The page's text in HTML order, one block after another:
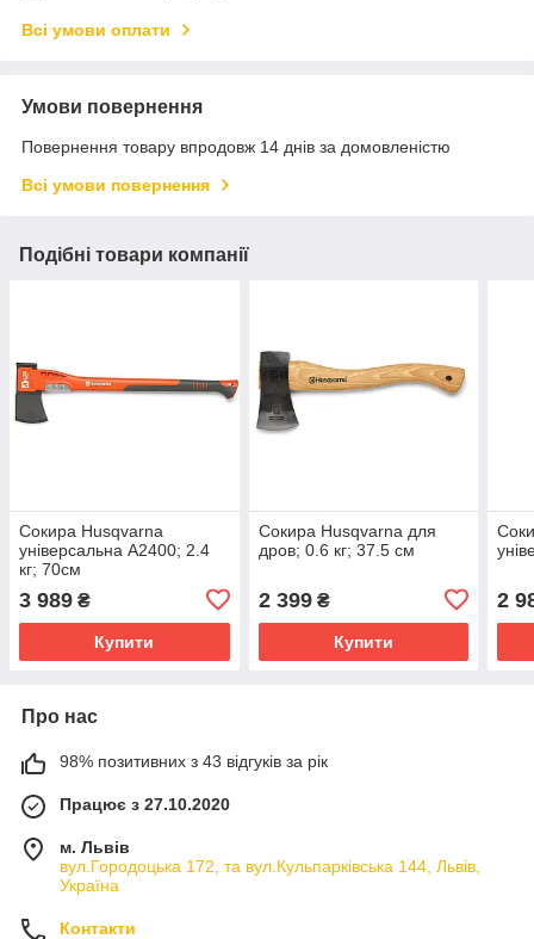
Всі умови оплати
Умови повернення
Повернення товару впродовж 14 днів за домовленістю
Всі умови повернення
Подібні товари компанії
Сокира Husqvarna
універсальна А2400; 2.4
кг; 70см
3 989 ₴
Купити
Сокира Husqvarna для
дров; 0.6 кг; 37.5 см
2 399₴
Купити
2
Про нас
98% позитивних з 43 відгуків за рік
Працює з 27.10.2020
м. Львів
вул.Городоцька 172, та вул.Кульпарківська 144, Львів,
Україна
Контакти